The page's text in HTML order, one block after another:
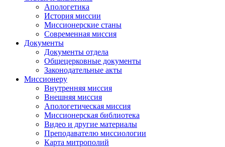
Апологетика
История миссии
Миссионерские станы
Современная миссия
Документы
Документы отдела
Общецерковные документы
Законодательные акты
Миссионеру
Внутренняя миссия
Внешняя миссия
Апологетическая миссия
Миссионерская библиотека
Видео и другие материалы
Преподавателю миссиологии
Карта митрополий